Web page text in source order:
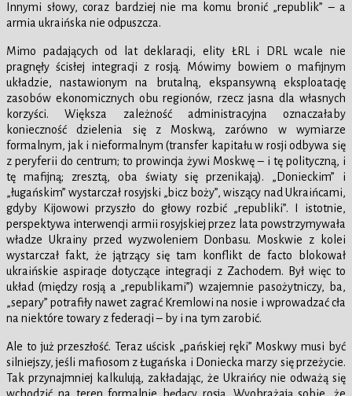
Innymi słowy, coraz bardziej nie ma komu bronić „republik” – a
armia ukraińska nie odpuszcza.
Mimo padających od lat deklaracji, elity ŁRL i DRL wcale nie
pragnęły ścisłej integracji z rosją. Mówimy bowiem o mafijnym
układzie, nastawionym na brutalną, ekspansywną eksploatację
zasobów ekonomicznych obu regionów, rzecz jasna dla własnych
korzyści. Większa zależność administracyjna oznaczałaby
konieczność dzielenia się z Moskwą, zarówno w wymiarze
formalnym, jak i nieformalnym (transfer kapitału w rosji odbywa się
z peryferii do centrum; to prowincja żywi Moskwę – i tę polityczną, i
tę mafijną; zresztą, oba światy się przenikają). „Donieckim” i
„ługańskim” wystarczał rosyjski „bicz boży”, wiszący nad Ukraińcami,
gdyby Kijowowi przyszło do głowy rozbić „republiki”. I istotnie,
perspektywa interwencji armii rosyjskiej przez lata powstrzymywała
władze Ukrainy przed wyzwoleniem Donbasu. Moskwie z kolei
wystarczał fakt, że jątrzący się tam konflikt de facto blokował
ukraińskie aspiracje dotyczące integracji z Zachodem. Był więc to
układ (między rosją a „republikami”) wzajemnie pasożytniczy, ba,
„separy” potrafiły nawet zagrać Kremlowi na nosie i wprowadzać cła
na niektóre towary z federacji – by i na tym zarobić.
Ale to już przeszłość. Teraz uścisk „pańskiej ręki” Moskwy musi być
silniejszy, jeśli mafiosom z Ługańska i Doniecka marzy się przeżycie.
Tak przynajmniej kalkulują, zakładając, że Ukraińcy nie odważą się